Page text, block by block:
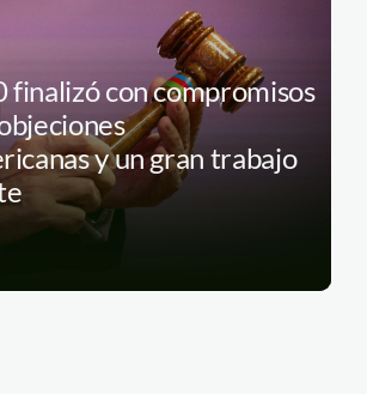
finalizó con compromisos
y un gran trabajo